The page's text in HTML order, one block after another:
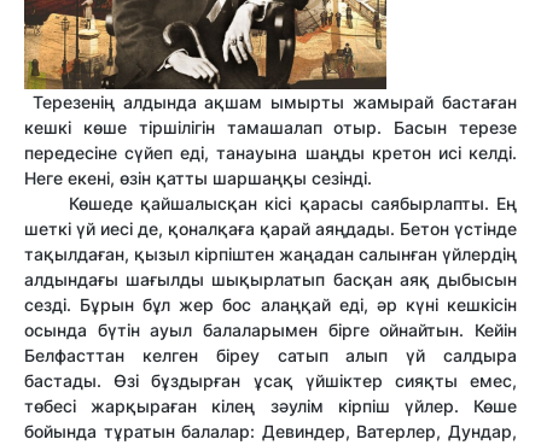
Терезенің алдында ақшам ымырты жамырай бастаған
кешкі көше тіршілігін тамашалап отыр. Басын терезе
передесіне сүйеп еді, танауына шаңды кретон исі келді.
Неге екені, өзін қатты шаршаңқы сезінді.
Көшеде қайшалысқан кісі қарасы саябырлапты. Ең
шеткі үй иесі де, қоналқаға қарай аяңдады. Бетон үстінде
тақылдаған, қызыл кірпіштен жаңадан салынған үйлердің
алдындағы шағылды шықырлатып басқан аяқ дыбысын
сезді. Бұрын бұл жер бос алаңқай еді, әр күні кешкісін
осында бүтін ауыл балаларымен бірге ойнайтын. Кейін
Белфасттан келген біреу сатып алып үй салдыра
бастады. Өзі бұздырған ұсақ үйшіктер сияқты емес,
төбесі жарқыраған кілең зәулім кірпіш үйлер. Көше
бойында тұратын балалар: Девиндер, Ватерлер, Дундар,